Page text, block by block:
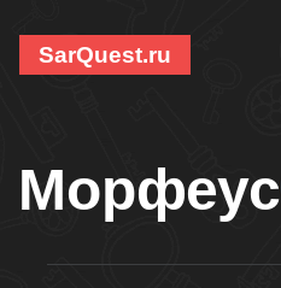
SarQuest.ru
Морфеус